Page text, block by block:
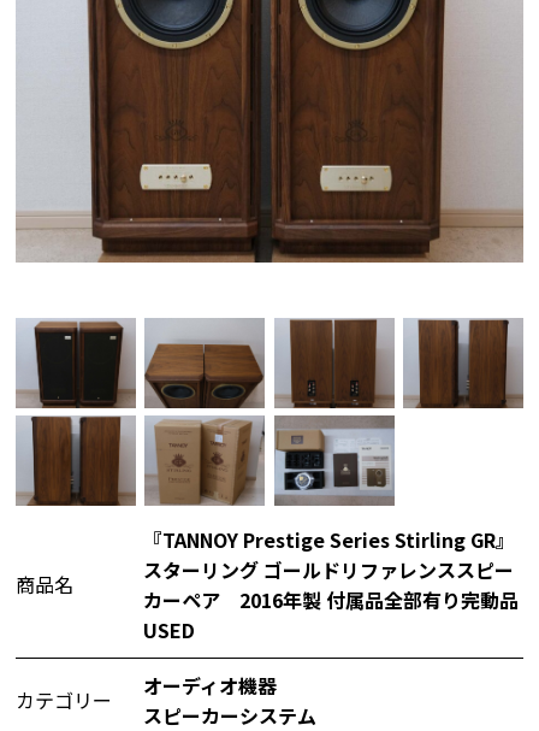
商品名
『TANNOY Prestige Series Stirling GR』
スターリング ゴールドリファレンススピー
カーペア 2016年製 付属品全部有り完動品
USED
カテゴリー
オーディオ機器
スピーカーシステム